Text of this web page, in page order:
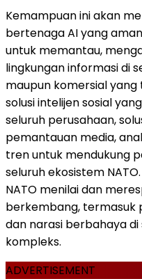
Kemampuan ini akan
bertenaga AI yang
untuk memantau,
lingkungan informasi di
maupun komersial
solusi intelijen sosial
seluruh perusahaan,
pemantauan media,
tren untuk mendukung
seluruh ekosistem
NATO menilai dan
berkembang, termasuk
dan narasi berbahaya
kompleks.
ADVERTISEMENT